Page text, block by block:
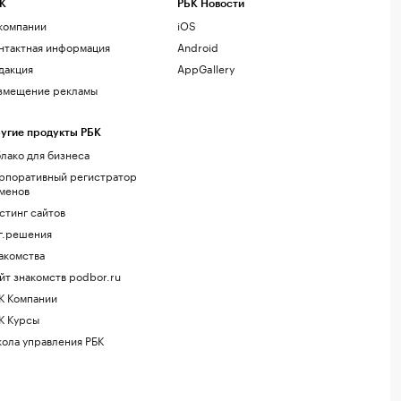
информация
рекламы
продукты РБК
для бизнеса
регистратор
сайтов
знакомств podbor.ru
Компании
Курсы
управления РБК
РБК Новости
iOS
Android
AppGallery